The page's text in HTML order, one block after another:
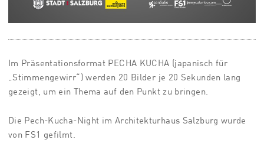
Im Präsentationsformat PECHA KUCHA (japanisch für
„Stimmengewirr“) werden 20 Bilder je 20 Sekunden lang
gezeigt, um ein Thema auf den Punkt zu bringen.
Die Pech-Kucha-Night im Architekturhaus Salzburg wurde
von FS1 gefilmt.